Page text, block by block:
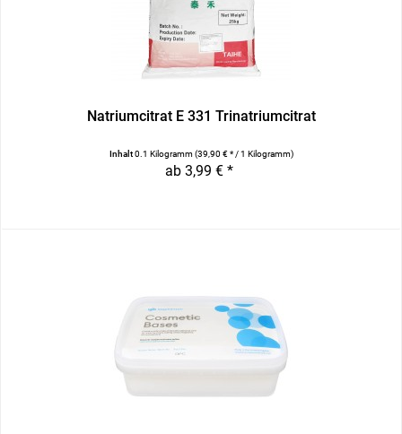
Natriumcitrat E 331 Trinatriumcitrat
Inhalt0.1 Kilogramm(39,90 € * / 1 Kilogramm)
ab 3,99 € *